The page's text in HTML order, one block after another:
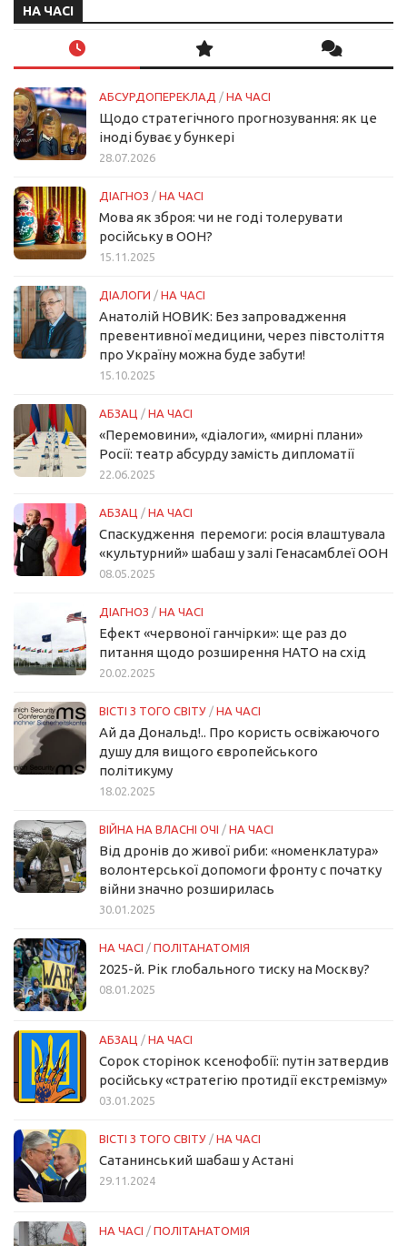
НА ЧАСІ
АБСУРДОПЕРЕКЛАД / НА ЧАСІ
Щодо стратегічного прогнозування: як це
іноді буває у бункері
28.07.2026
ДІАГНОЗ / НА ЧАСІ
Мова як зброя: чи не годі толерувати
російську в ООН?
15.11.2025
ДІАЛОГИ / НА ЧАСІ
Анатолій НОВИК: Без запровадження
превентивної медицини, через півстоліття
про Україну можна буде забути!
15.10.2025
АБЗАЦ / НА ЧАСІ
«Перемовини», «діалоги», «мирні плани»
Росії: театр абсурду замість дипломатії
22.06.2025
АБЗАЦ / НА ЧАСІ
Спаскудження перемоги: росія влаштувала
«культурний» шабаш у залі Генасамблеї ООН
08.05.2025
ДІАГНОЗ / НА ЧАСІ
Ефект «червоної ганчірки»: ще раз до
питання щодо розширення НАТО на схід
20.02.2025
ВІСТІ З ТОГО СВІТУ / НА ЧАСІ
Ай да Дональд!.. Про користь освіжаючого
душу для вищого європейського
політикуму
18.02.2025
ВІЙНА НА ВЛАСНІ ОЧІ / НА ЧАСІ
Від дронів до живої риби: «номенклатура»
волонтерської допомоги фронту с початку
війни значно розширилась
30.01.2025
НА ЧАСІ / ПОЛІТАНАТОМІЯ
2025-й. Рік глобального тиску на Москву?
08.01.2025
АБЗАЦ / НА ЧАСІ
Сорок сторінок ксенофобії: путін затвердив
російську «стратегію протидії екстремізму»
03.01.2025
ВІСТІ З ТОГО СВІТУ / НА ЧАСІ
Сатанинський шабаш у Астані
29.11.2024
НА ЧАСІ / ПОЛІТАНАТОМІЯ